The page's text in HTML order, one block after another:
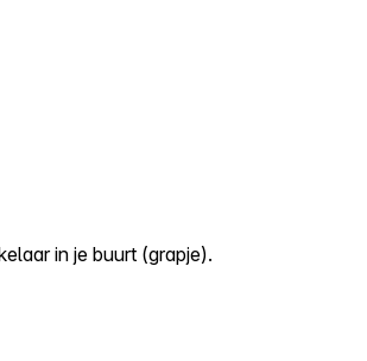
in je buurt (grapje).